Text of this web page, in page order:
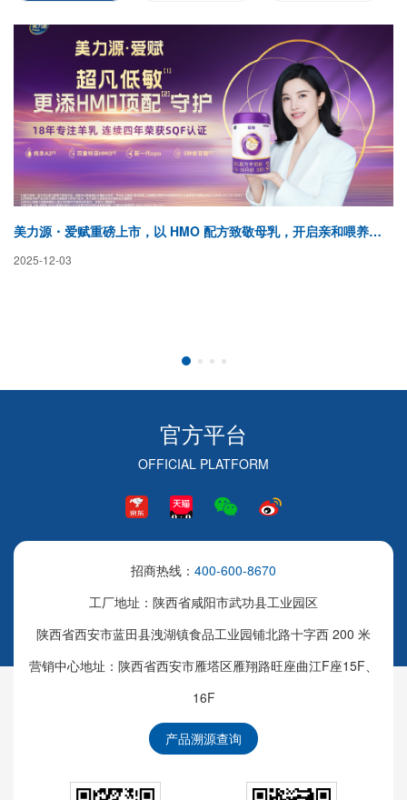
美力源・爱赋重磅上市，以 HMO 配方致敬母乳，开启亲和喂养新纪元
2025-12-03
官方平台
OFFICIAL PLATFORM
招商热线： 400-600-8670
工厂地址：陕西省咸阳市武功县工业园区
陕西省西安市蓝田县洩湖镇食品工业园铺北路十字西 200 米
营销中心地址：陕西省西安市雁塔区雁翔路旺座曲江F座15F、
16F
产品溯源查询